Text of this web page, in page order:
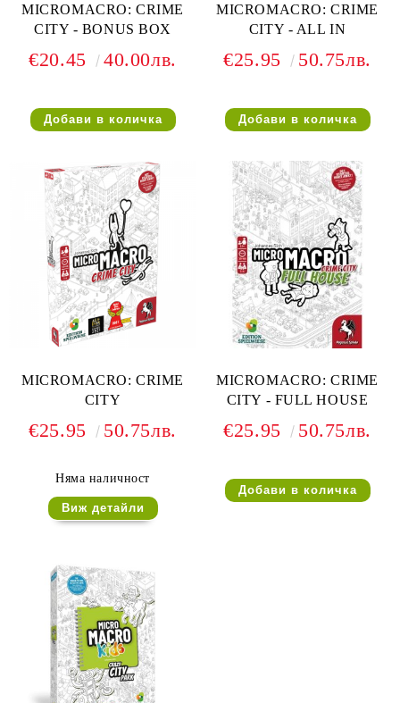
MICROMACRO: CRIME
CITY - BONUS BOX
€20.45 40.00лв.
MICROMACRO: CRIME
CITY - ALL IN
€25.95 50.75лв.
MICROMACRO: CRIME
CITY
€25.95 50.75лв.
Няма наличност
Виж детайли
MICROMACRO: CRIME
CITY - FULL HOUSE
€25.95 50.75лв.